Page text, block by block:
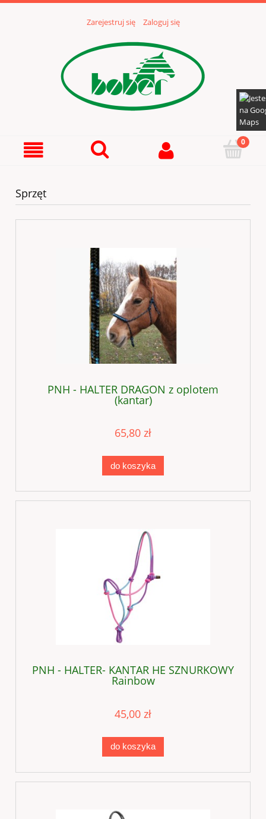
Zarejestruj się Zaloguj się
Sprzęt
PNH - HALTER DRAGON z oplotem
(kantar)
65,80 zł
do koszyka
PNH - HALTER- KANTAR HE SZNURKOWY
Rainbow
45,00 zł
do koszyka